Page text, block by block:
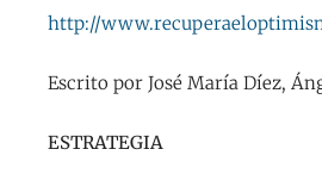
http://
Escrito por José María Díez,
ESTRATEGIA